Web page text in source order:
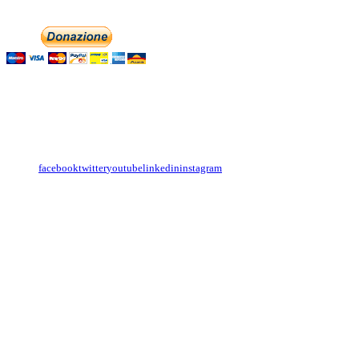
facebooktwitteryoutubelinkedininstagram
English
Italiano